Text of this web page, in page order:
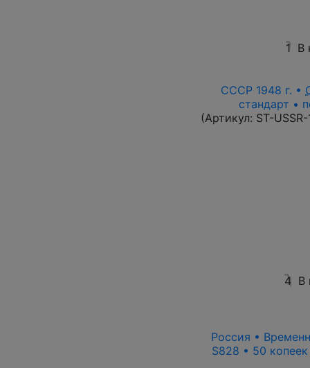
1 В
СССР 1948 г. •
стандарт •
(Артикул: ST-
4 В
Россия •
S828 • 50